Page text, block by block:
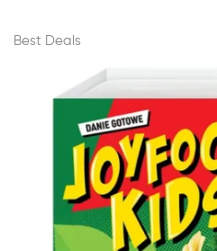
Best Deals